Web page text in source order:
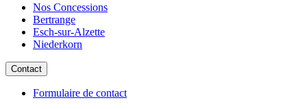
Nos Concessions
Bertrange
Esch-sur-Alzette
Niederkorn
Contact
Formulaire de contact